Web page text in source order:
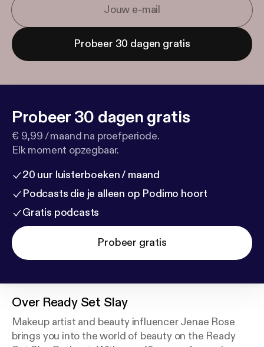
Probeer 30 dagen gratis
Probeer 30 dagen gratis
€ 9,99 / maand na proefperiode.
Elk moment opzegbaar.
20 uur luisterboeken / maand
Podcasts die je alleen op Podimo hoort
Gratis podcasts
Probeer gratis
Over Ready Set Slay
Makeup artist and beauty influencer Jenae Rose
brings you into the world of beauty on the Ready